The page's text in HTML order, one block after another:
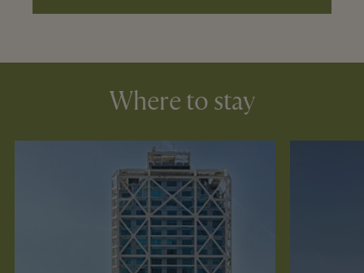
Where to stay